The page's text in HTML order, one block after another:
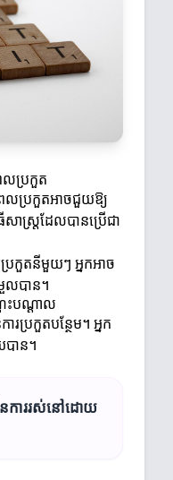
លប្រកួត
លប្រកួតអាចជួយឱ្យ
សាស្ត្រដែលបានប្រើជា
រកួតនីមួយៗ អ្នកអាច
លបាន។
ះបណ្តាល
រប្រកួតបន្ថែម។ អ្នក
បាន។
ការរស់នៅដោយ